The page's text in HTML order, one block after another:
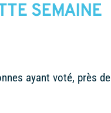
SEMAINE
ayant voté, près de